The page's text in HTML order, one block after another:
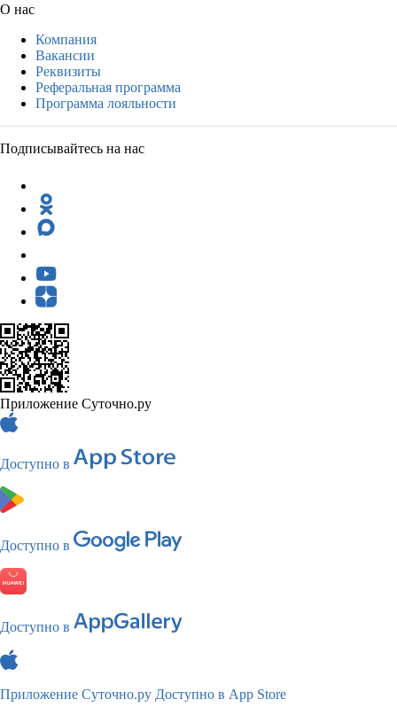
О нас
Компания
Вакансии
Реквизиты
Реферальная программа
Программа лояльности
Подписывайтесь на нас
Приложение Суточно.ру
Доступно в
Доступно в
Доступно в
Приложение Суточно.ру Доступно в App Store